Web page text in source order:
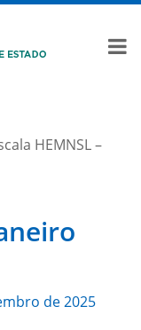
HEMNSL –
de 2025